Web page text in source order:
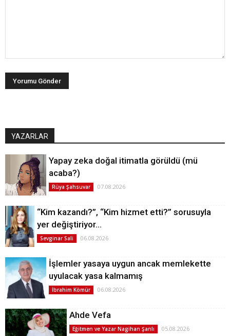
YAZARLAR
Yapay zeka doğal itimatla görüldü (mü
acaba?)
Rüya Şahsuvar 07.08.2026
“Kim kazandı?”, “Kim hizmet etti?” sorusuyla
yer değiştiriyor…
Sevginar Sali 06.08.2026
İşlemler yasaya uygun ancak memlekette
uyulacak yasa kalmamış
İbrahim Kömür 06.08.2026
Ahde Vefa
Eğitmen ve Yazar Nagihan Şanlı 05.08.2026